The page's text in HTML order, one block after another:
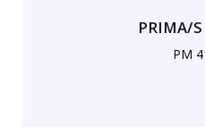
PRIMA/
PM